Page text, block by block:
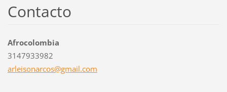
Contacto
Afrocolombia
3147933982
arleisonarcos@gmail.com